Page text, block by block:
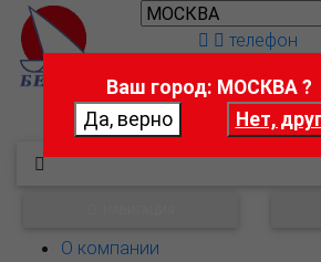
Поможем выбрать
телефон
О компании
Ваш город: МОСКВА ?